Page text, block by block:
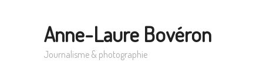
Anne-Laure Bovéron
Journalisme & photographie